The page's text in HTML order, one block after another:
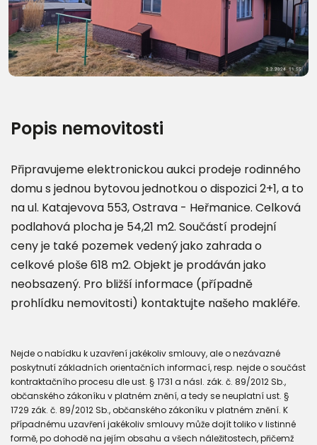
Další fotografie (17)
Popis nemovitosti
Připravujeme elektronickou aukci prodeje rodinného
domu s jednou bytovou jednotkou o dispozici 2+1, a to
na ul. Katajevova 553, Ostrava - Heřmanice. Celková
podlahová plocha je 54,21 m2. Součástí prodejní
ceny je také pozemek vedený jako zahrada o
celkové ploše 618 m2. Objekt je prodáván jako
neobsazený. Pro bližší informace (případně
prohlídku nemovitosti) kontaktujte našeho makléře.
Nejde o nabídku k uzavření jakékoliv smlouvy, ale o nezávazné
poskytnutí základních orientačních informací, resp. nejde o součást
kontraktačního procesu dle ust. § 1731 a násl. zák. č. 89/2012 Sb.,
občanského zákoníku v platném znění, a tedy se neuplatní ust. §
1729 zák. č. 89/2012 Sb., občanského zákoníku v platném znění. K
případnému uzavření jakékoliv smlouvy může dojít toliko v listinné
formě, po dohodě na jejím obsahu a všech náležitostech, přičemž